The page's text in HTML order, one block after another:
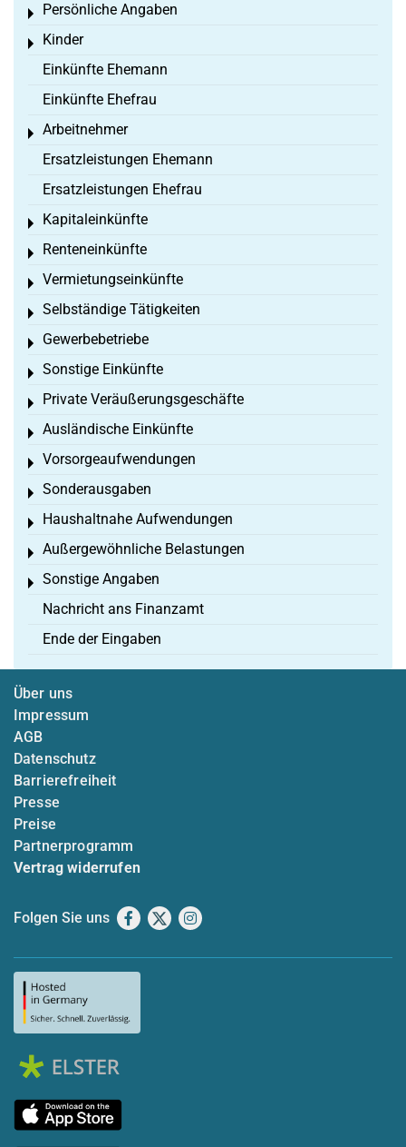
Persönliche Angaben
Toggle menu
Kinder
Toggle menu
Einkünfte Ehemann
Einkünfte Ehefrau
Arbeitnehmer
Toggle menu
Ersatzleistungen Ehemann
Ersatzleistungen Ehefrau
Kapitaleinkünfte
Toggle menu
Renteneinkünfte
Toggle menu
Vermietungseinkünfte
Toggle menu
Selbständige Tätigkeiten
Toggle menu
Gewerbebetriebe
Toggle menu
Sonstige Einkünfte
Toggle menu
Private Veräußerungsgeschäfte
Toggle menu
Ausländische Einkünfte
Toggle menu
Vorsorgeaufwendungen
Toggle menu
Sonderausgaben
Toggle menu
Haushaltnahe Aufwendungen
Toggle menu
Außergewöhnliche Belastungen
Toggle menu
Sonstige Angaben
Toggle menu
Nachricht ans Finanzamt
Ende der Eingaben
Über uns
Impressum
AGB
Datenschutz
Barrierefreiheit
Presse
Preise
Partnerprogramm
Vertrag widerrufen
Folgen Sie uns Facebook
X Instagram